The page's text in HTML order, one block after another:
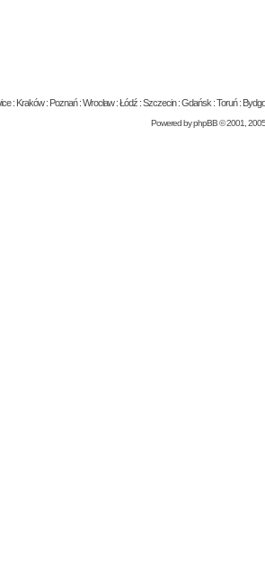
: Kraków : Poznań : Wrocław : Łódź : Szczecin : Gdańsk : Toruń :
Powered byphpBB© 2001,